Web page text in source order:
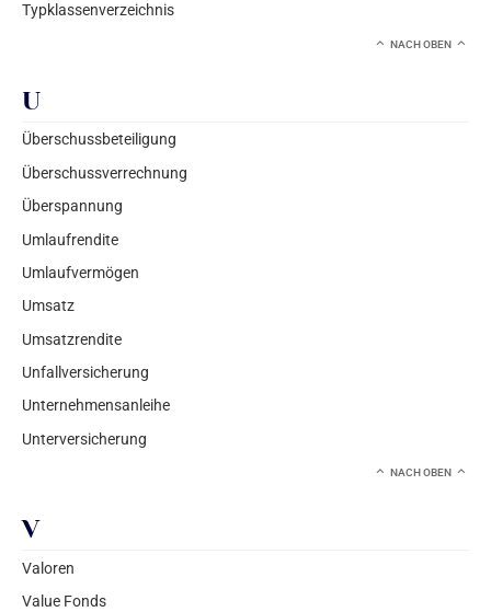
Typklassenverzeichnis
NACH OBEN
U
Überschussbeteiligung
Überschussverrechnung
Überspannung
Umlaufrendite
Umlaufvermögen
Umsatz
Umsatzrendite
Unfallversicherung
Unternehmensanleihe
Unterversicherung
NACH OBEN
V
Valoren
Value Fonds